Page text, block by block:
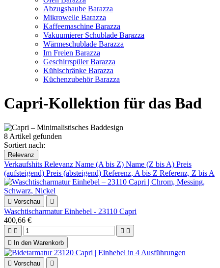
Abzugshaube Barazza
Mikrowelle Barazza
Kaffeemaschine Barazza
Vakuumierer Schublade Barazza
Wärmeschublade Barazza
Im Freien Barazza
Geschirrspüler Barazza
Kühlschränke Barazza
Küchenzubehör Barazza
Capri-Kollektion für das Bad
8 Artikel gefunden
Sortiert nach:
Relevanz
Verkaufshits Relevanz Name (A bis Z) Name (Z bis A) Preis
(aufsteigend) Preis (absteigend) Referenz, A bis Z Referenz, Z bis A
 Vorschau 
Waschtischarmatur Einhebel - 23110 Capri
400,66 €
   

In den Warenkorb
 Vorschau 